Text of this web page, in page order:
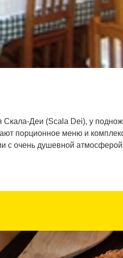
Деи (Scala Dei), у
порционное меню и
с очень душевной